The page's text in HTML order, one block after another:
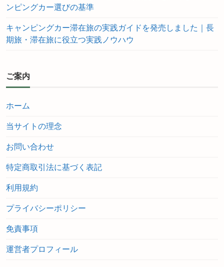
ンピングカー選びの基準
キャンピングカー滞在旅の実践ガイドを発売しました｜長
期旅・滞在旅に役立つ実践ノウハウ
ご案内
ホーム
当サイトの理念
お問い合わせ
特定商取引法に基づく表記
利用規約
プライバシーポリシー
免責事項
運営者プロフィール